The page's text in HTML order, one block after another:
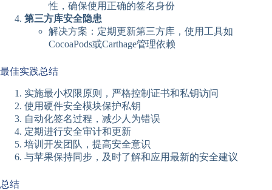
性，确保使用正确的签名身份
第三方库安全隐患
解决方案：定期更新第三方库，使用工具如
CocoaPods或Carthage管理依赖
最佳实践总结
实施最小权限原则，严格控制证书和私钥访问
使用硬件安全模块保护私钥
自动化签名过程，减少人为错误
定期进行安全审计和更新
培训开发团队，提高安全意识
与苹果保持同步，及时了解和应用最新的安全建议
总结